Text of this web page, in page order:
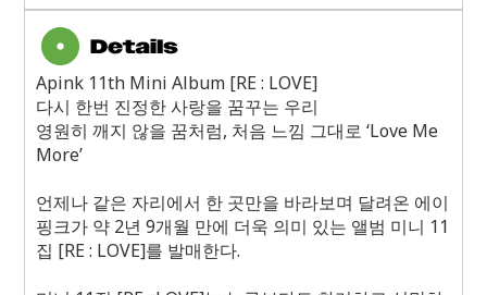
Apink 11th Mini Album [RE : LOVE]
다시 한번 진정한 사랑을 꿈꾸는 우리
영원히 깨지 않을 꿈처럼, 처음 느낌 그대로 ‘Love Me
More’
언제나 같은 자리에서 한 곳만을 바라보며 달려온 에이
핑크가 약2년 9개월 만에 더욱 의미 있는 앨범 미니 11
집 [RE : LOVE]를 발매한다.